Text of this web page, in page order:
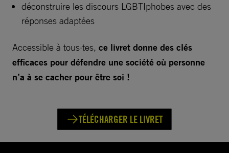
déconstruire les discours LGBTIphobes avec des
réponses adaptées
Accessible à tous·tes, ce livret donne des clés
efficaces pour défendre une société où personne
n’a à se cacher pour être soi !
TÉLÉCHARGER LE LIVRET